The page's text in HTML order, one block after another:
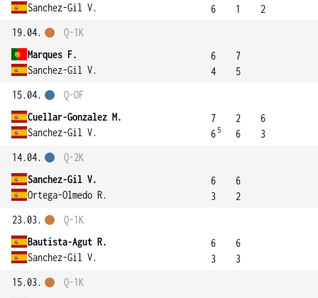
Sanchez-Gil V.
6
1
2
19.04.
Marques F.
Sanchez-Gil V.
Q-1K
6
4
7
5
15.04.
Cuellar-Gonzalez M.
Sanchez-Gil V.
Q-OF
7
6 5
2
6
6
3
14.04.
Sanchez-Gil V.
Ortega-Olmedo R.
Q-2K
6
3
6
2
23.03.
Bautista-Agut R.
Sanchez-Gil V.
Q-1K
6
3
6
3
15.03.
Q-1K